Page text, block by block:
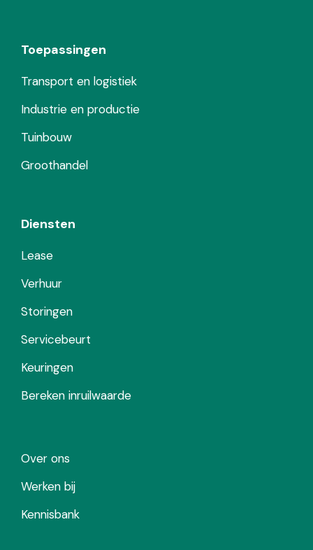
Toepassingen
Transport en logistiek
Industrie en productie
Tuinbouw
Groothandel
Diensten
Lease
Verhuur
Storingen
Servicebeurt
Keuringen
Bereken inruilwaarde
Over ons
Werken bij
Kennisbank